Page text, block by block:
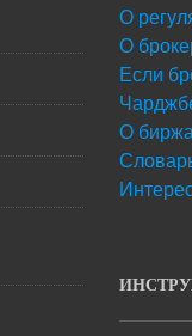
О
О
Если
О